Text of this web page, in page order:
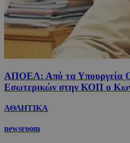
ΑΠΟΕΛ: Από τα Υπουργεία
Εσωτερικών στην ΚΟΠ ο
ΑΘΛΗΤΙΚΑ
newsroom